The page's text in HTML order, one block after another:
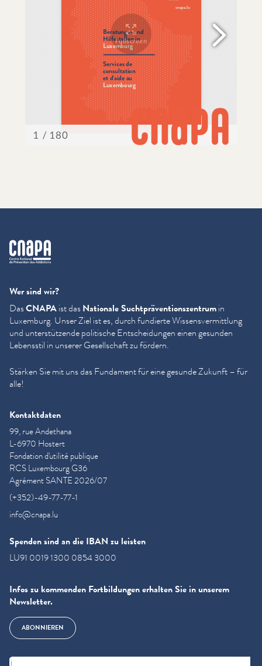
cnapa
Wer sind wir?
DasCNAPAist dasNationale Sucht­präven­tion­szen­trumin
Luxemburg. Unser Ziel ist es, durch fundierte Wis­sensver­mit­tlung
und unter­stützende politische Entschei­dun­gen einen gesunden
Lebensstil in unserer Gesellschaft zu fördern.
Stärken Sie mit uns das Fundament für eine gesunde Zukunft – für
alle!
Kontaktdaten
99, rue Andethana
L-6970 Hostert
Fondation d'utilité publique
RCS Luxembourg G36
Agrément SANTE 2026/07
(+352)-49-77-77-1
info@cnapa.lu
Spenden sind an die IBAN zu leisten
LU91 0019 1300 0854 3000
Infos zu kommenden Fortbildungen erhalten Sie in unserem
Newsletter.
ABONNIEREN